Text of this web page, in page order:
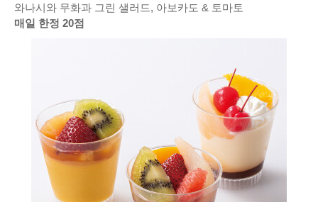
와나시와 무화과 그린 샐러드, 아보카도 & 토마토
매일 한정 20점